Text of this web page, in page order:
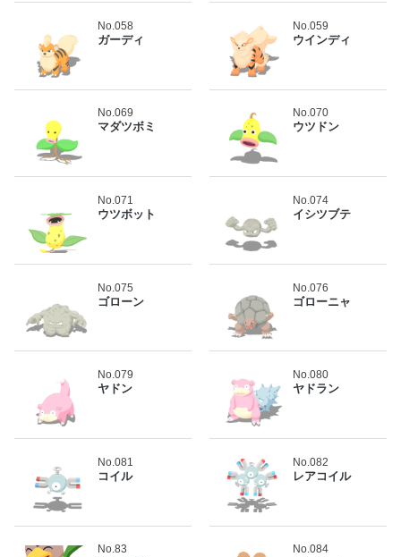
No.058
ガーディ
No.059
ウインディ
No.069
マダツボミ
No.070
ウツドン
No.071
ウツボット
No.074
イシツブテ
No.075
ゴローン
No.076
ゴローニャ
No.079
ヤドン
No.080
ヤドラン
No.081
コイル
No.082
レアコイル
No.83 No.084